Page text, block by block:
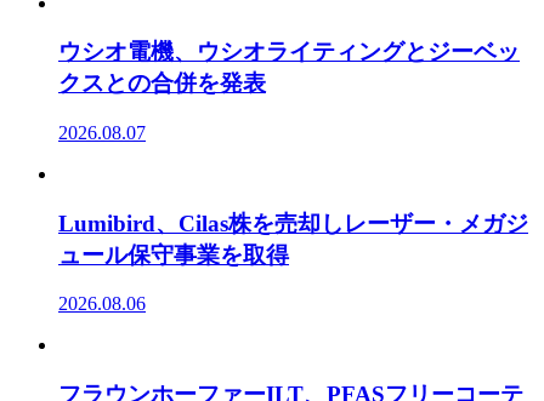
ウシオ電機、ウシオライティングとジーベッ
クスとの合併を発表
2026.08.07
Lumibird、Cilas株を売却しレーザー・メガジ
ュール保守事業を取得
2026.08.06
フラウンホーファーILT、PFASフリーコーテ